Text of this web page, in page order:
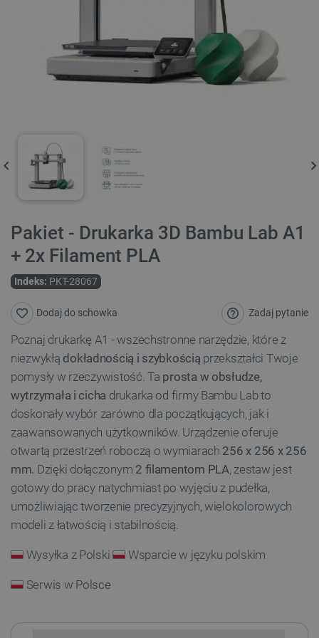
Pakiet - Drukarka 3D Bambu Lab A1
+ 2x Filament PLA
Indeks: PKT-28067
Zadaj pytanie
Dodaj do schowka
Poznaj drukarkę A1 - wszechstronne narzędzie, które z
niezwykłą dokładnością i szybkością przekształci Twoje
pomysły w rzeczywistość. Ta prosta w obsłudze,
wytrzymała i cicha drukarka od firmy Bambu Lab to
doskonały wybór zarówno dla początkujących, jak i
zaawansowanych użytkowników. Urządzenie oferuje
otwartą przestrzeń roboczą o wymiarach 256 x 256 x 256
mm. Dzięki dołączonym 2 filamentom PLA, zestaw jest
gotowy do pracy natychmiast po wyjęciu z pudełka,
umożliwiając tworzenie precyzyjnych, wielokolorowych
modeli z łatwością i stabilnością.
Wysyłka z Polski Wsparcie w języku polskim
Serwis w Polsce